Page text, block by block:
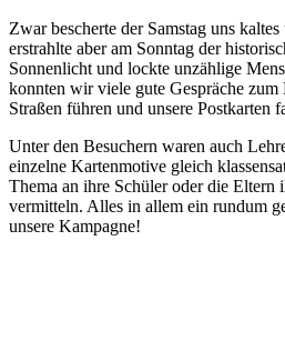
Zwar bescherte der Samstag uns
erstrahlte aber am Sonntag der
Sonnenlicht und lockte unzählige
konnten wir viele gute Gespräche
Straßen führen und unsere Postkarten
Unter den Besuchern waren auch
einzelne Kartenmotive gleich
Thema an ihre Schüler oder die
vermitteln. Alles in allem ein rundum
unsere Kampagne!